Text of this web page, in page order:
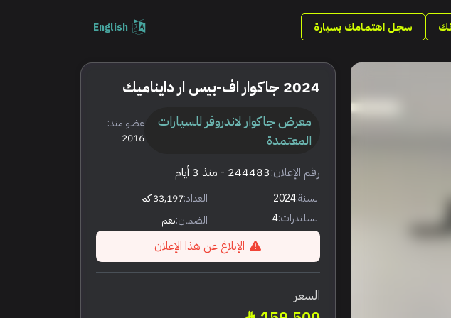
سجل اهتمامك بسيارة English
2024 جاكوار اف-بيس ار دايناميك
معرض جاكوار لاندروفر للسيارات
المعتمدة
عضو منذ:
2016
رقم الإعلان:244483 - منذ 3 أيام
السنة:2024 العداد:33,197 كم
السلندرات:4 الضمان:نعم
الإبلاغ عن هذا الإعلان
السعر